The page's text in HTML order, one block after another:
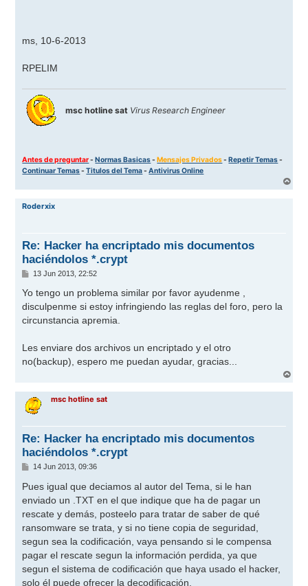
ms, 10-6-2013
RPELIM
msc hotline sat Virus Research Engineer
Antes de preguntar-Normas Basicas-Mensajes Privados-Repetir Temas-
Continuar Temas-Titulos del Tema-Antivirus Online
r
Roderxix
Re: Hacker ha encriptado mis documentos
haciéndolos *.crypt
M
n
a
j
e
13 Jun 2013, 22:52
Yo tengo un problema similar por favor ayudenme ,
disculpenme si estoy infringiendo las reglas del foro, pero la
circunstancia apremia.
Les enviare dos archivos un encriptado y el otro
no(backup), espero me puedan ayudar, gracias...
r
msc hotline sat
Re: Hacker ha encriptado mis documentos
haciéndolos *.crypt
M
n
s
a
e
14 Jun 2013, 09:36
Pues igual que deciamos al autor del Tema, si le han
enviado un .TXT en el que indique que ha de pagar un
rescate y demás, posteelo para tratar de saber de qué
ransomware se trata, y si no tiene copia de seguridad,
segun sea la codificación, vaya pensando si le compensa
pagar el rescate segun la información perdida, ya que
segun el sistema de codificación que haya usado el hacker,
solo él puede ofrecer la decodificación.